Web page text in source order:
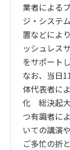
業者による
ジ・システ
置などによ
ッシュレス
をサポートし
なお、当日
体代表者に
化 総決起大
つ有識者に
いての講演
ご多忙の折